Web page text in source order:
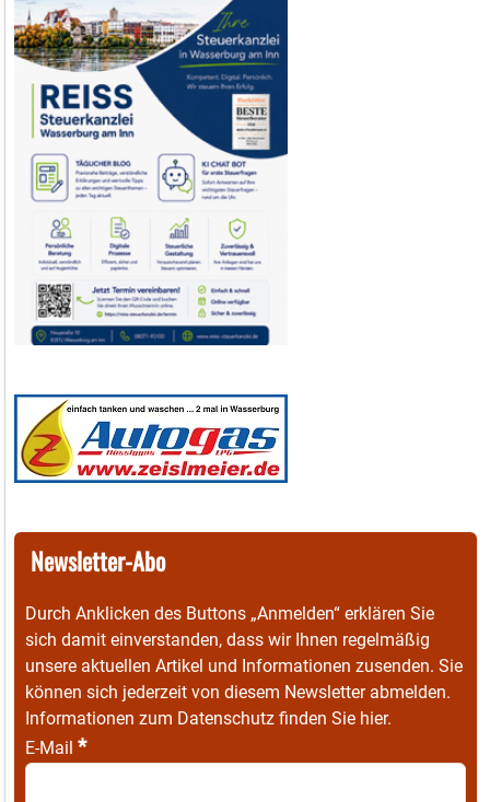
Newsletter-Abo
Durch Anklicken des Buttons „Anmelden“ erklären Sie
sich damit einverstanden, dass wir Ihnen regelmäßig
unsere aktuellen Artikel und Informationen zusenden. Sie
können sich jederzeit von diesem Newsletter abmelden.
Informationen zum Datenschutz finden Sie hier.
E-Mail *